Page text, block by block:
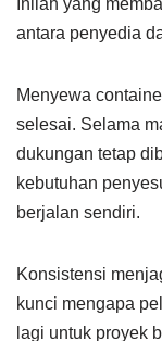
Inilah yang
antara penyedia
Menyewa
selesai. Selama
dukungan tetap
kebutuhan
berjalan sendiri.
Konsistensi
kunci mengapa
lagi untuk proyek